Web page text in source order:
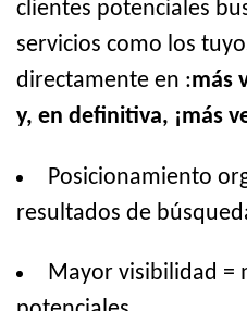
clientes potenciales
servicios como los
directamente en :más
y, en definitiva, ¡más
Posicionamiento
resultados de
Mayor visibilidad =